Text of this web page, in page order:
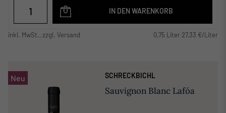
IN DEN WARENKORB
inkl. MwSt., zzgl. Versand 0,75 Liter 27,33 €/Liter
Neu SCHRECKBICHL
Sauvignon Blanc Lafóa